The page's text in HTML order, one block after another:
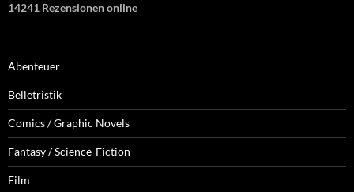
14241 Rezensionen online
Abenteuer
Belletristik
Comics / Graphic Novels
Fantasy / Science-Fiction
Film